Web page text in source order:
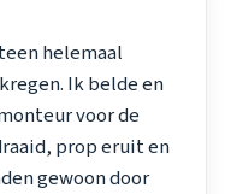
helemaal
Ik belde en
voor de
prop eruit en
gewoon door